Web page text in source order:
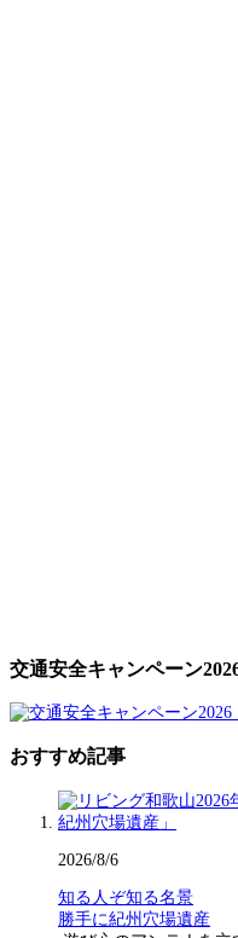
交通安全キャンペーン
おすすめ記事
2026/8/6
知る人ぞ知る名景
勝手に紀州穴場遺産